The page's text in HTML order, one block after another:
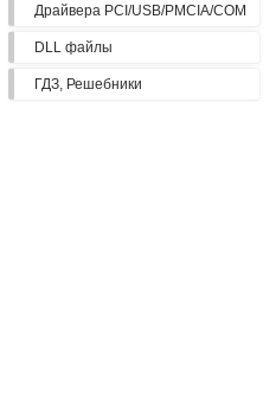
Драйвера PCI/USB/PMCIA/COM
DLL файлы
ГДЗ, Решебники